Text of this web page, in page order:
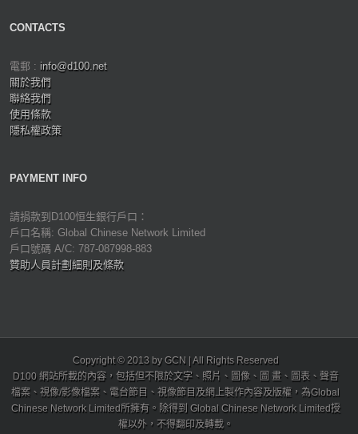
CONTACTS
電郵 : info@d100.net
關於我們
聯絡我們
使用條款
隱私權政策
PAYMENT INFO
請捐款到D100恒生銀行戶口：
戶口名稱: Global Chinese Network Limited
戶口號碼 A/C: 787-087998-883
贊助人員計劃細則及條款
Copyright © 2013 by GCN | All Rights Reserved
D100 網站所載的內容，包括但不限於文字、照片、圖像、圖 畫、圖表、聲音
檔案、視像/影像檔案、電台節目、視像節目及網上製作內容及版權，為Global
Chinese Network Limited所擁有。除得到 Global Chinese Network Limited授
權以外，不得翻印及轉載。